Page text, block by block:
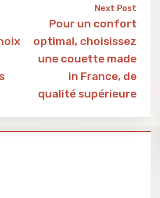
Next Post
Pour un confort
optimal, choisissez
une couette made
in France, de
qualité supérieure